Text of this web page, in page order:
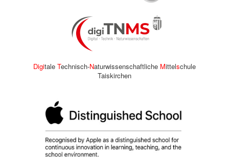
Digitale Technisch-Naturwissenschaftliche Mittelschule
Taiskirchen